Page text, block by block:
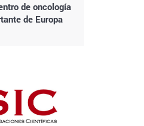
de oncología
de Europa